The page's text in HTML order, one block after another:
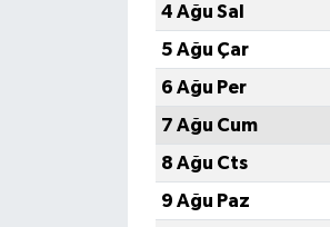
4 Ağu Sal
5 Ağu Çar
6 Ağu Per
7 Ağu Cum
8 Ağu Cts
9 Ağu Paz